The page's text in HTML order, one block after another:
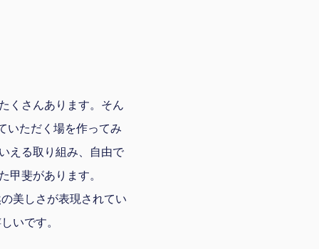
くさんあります。そん
いただく場を作ってみ
える取り組み、自由で
甲斐があります。
美しさが表現されてい
いです。